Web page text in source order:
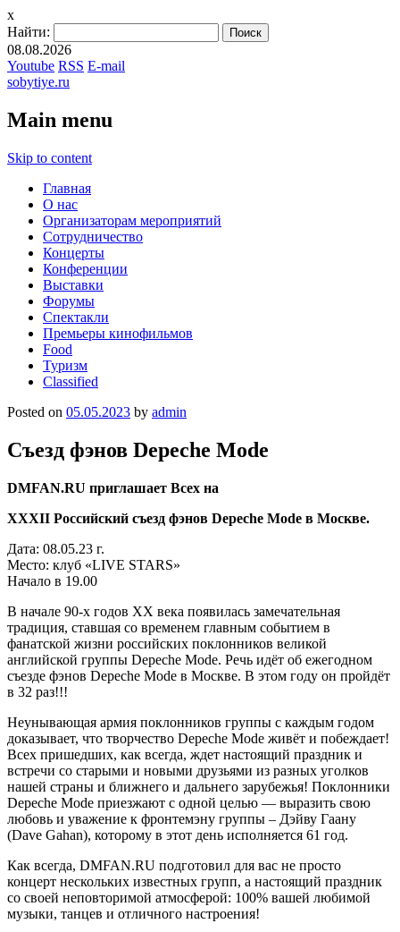
x
Найти:
08.08.2026
Youtube RSS E-mail
sobytiye.ru
Main menu
Skip to content
Главная
О нас
Организаторам мероприятий
Сотрудничество
Концерты
Конференции
Выставки
Форумы
Спектакли
Премьеры кинофильмов
Food
Туризм
Сlassified
Posted on 05.05.2023 by admin
Съезд фэнов Depeche Mode
DMFAN.RU приглашает Всех на
XXXII Российский съезд фэнов Depeche Mode в Москве.
Дата: 08.05.23 г.
Место: клуб «LIVE STARS»
Начало в 19.00
В начале 90-х годов ХХ века появилась замечательная
традиция, ставшая со временем главным событием в
фанатской жизни российских поклонников великой
английской группы Depeche Mode. Речь идёт об ежегодном
съезде фэнов Depeche Mode в Москве. В этом году он пройдёт
в 32 раз!!!
Неунывающая армия поклонников группы с каждым годом
доказывает, что творчество Depeche Mode живёт и побеждает!
Всех пришедших, как всегда, ждет настоящий праздник и
встречи со старыми и новыми друзьями из разных уголков
нашей страны и ближнего и дальнего зарубежья! Поклонники
Depeche Mode приезжают с одной целью — выразить свою
любовь и уважение к фронтемэну группы – Дэйву Гаану
(Davе Gahan), которому в этот день исполняется 61 год.
Как всегда, DMFAN.RU подготовил для вас не просто
концерт нескольких известных групп, а настоящий праздник
со своей неповторимой атмосферой: 100% вашей любимой
музыки, танцев и отличного настроения!